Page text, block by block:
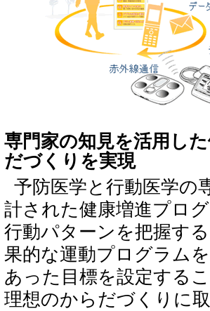
専門家の知見を活用し
だづくりを実現
予防医学と行動医学の
計された健康増進プロ
行動パターンを把握す
果的な運動プログラム
あった目標を設定する
理想のからだづくりに